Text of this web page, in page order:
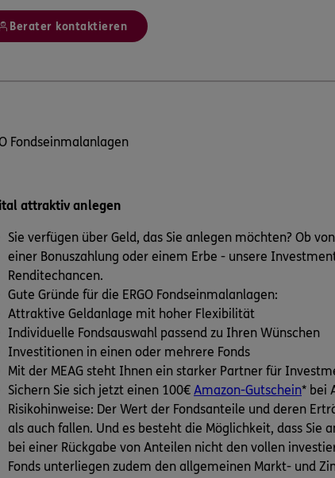
Berater kontaktieren
Fondseinmalanlagen
attraktiv anlegen
Sie verfügen über Geld, das Sie anlegen möchten? Ob
einer Bonuszahlung oder einem Erbe - unsere
Renditechancen.
Gute Gründe für die ERGO Fondseinmalanlagen:
Attraktive Geldanlage mit hoher Flexibilität
Individuelle Fondsauswahl passend zu Ihren Wünschen
Investitionen in einen oder mehrere Fonds
Mit der MEAG steht Ihnen ein starker Partner für
Sichern Sie sich jetzt einen 100€ Amazon-Gutschein* bei
Risikohinweise: Der Wert der Fondsanteile und deren
als auch fallen. Und es besteht die Möglichkeit, dass Sie
bei einer Rückgabe von Anteilen nicht den vollen
Fonds unterliegen zudem den allgemeinen Markt- und